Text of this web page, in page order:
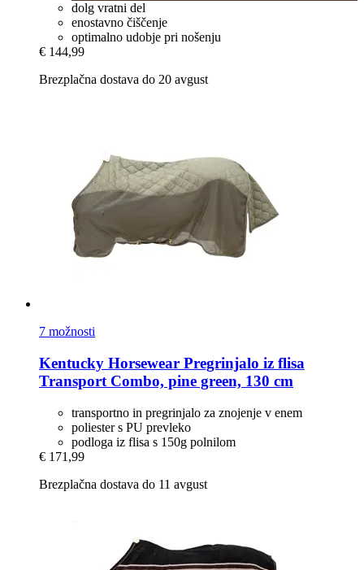
dolg vratni del
enostavno čiščenje
optimalno udobje pri nošenju
€ 144,99
Brezplačna dostava do 20 avgust
7 možnosti
Kentucky Horsewear Pregrinjalo iz flisa
Transport Combo, pine green, 130 cm
transportno in pregrinjalo za znojenje v enem
poliester s PU prevleko
podloga iz flisa s 150g polnilom
€ 171,99
Brezplačna dostava do 11 avgust